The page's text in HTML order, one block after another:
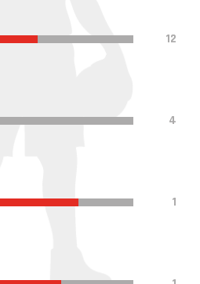
12
4
1